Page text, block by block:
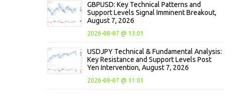
GBPUSD: Key Technical Patterns and
Support Levels Signal Imminent Breakout,
August 7, 2026
2026-08-07 @ 13:01
USDJPY Technical & Fundamental Analysis:
Key Resistance and Support Levels Post
Yen Intervention, August 7, 2026
2026-08-07 @ 11:01